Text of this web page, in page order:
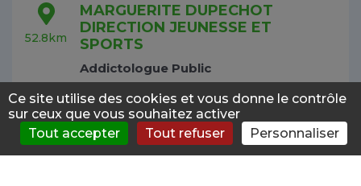
Menu S'évaluer Consulter Forum News
52.8km
MARGUERITE DUPECHOT
DIRECTION JEUNESSE ET
SPORTS
Addictologue Public
63000 CLERMONT FERRAND
Ce site utilise des cookies et vous donne le contrôle
sur ceux que vous souhaitez activer
Tout accepter
Tout refuser Personnaliser